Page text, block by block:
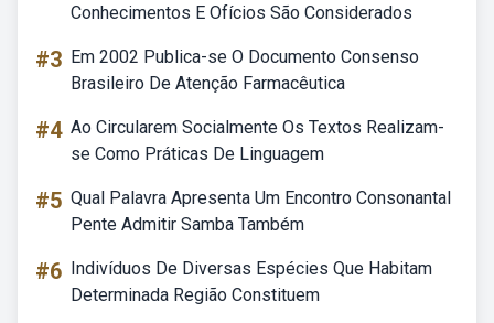
Conhecimentos E Ofícios São Considerados
#3 Em 2002 Publica-se O Documento Consenso
Brasileiro De Atenção Farmacêutica
#4 Ao Circularem Socialmente Os Textos Realizam-
se Como Práticas De Linguagem
#5 Qual Palavra Apresenta Um Encontro Consonantal
Pente Admitir Samba Também
#6 Indivíduos De Diversas Espécies Que Habitam
Determinada Região Constituem